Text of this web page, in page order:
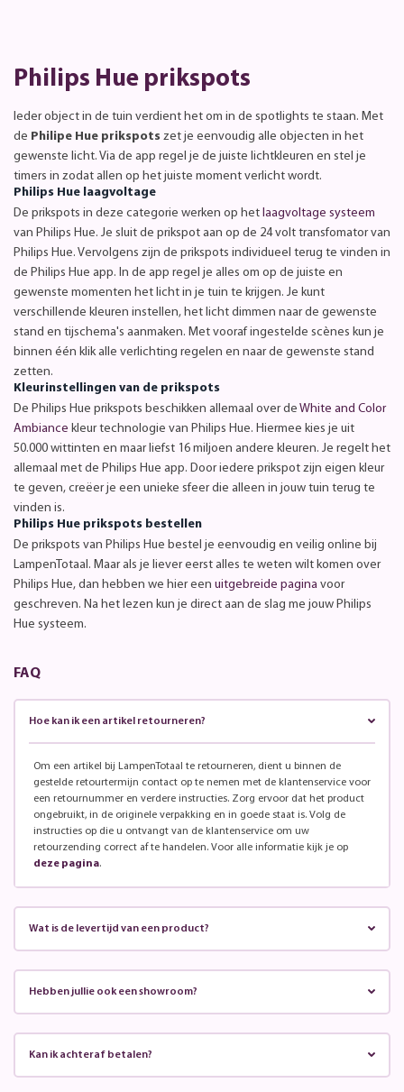
Philips Hue prikspots
Ieder object in de tuin verdient het om in de spotlights te staan. Met
de Philipe Hue prikspots zet je eenvoudig alle objecten in het
gewenste licht. Via de app regel je de juiste lichtkleuren en stel je
timers in zodat allen op het juiste moment verlicht wordt.
Philips Hue laagvoltage
De prikspots in deze categorie werken op het laagvoltage systeem
van Philips Hue. Je sluit de prikspot aan op de 24 volt transfomator van
Philips Hue. Vervolgens zijn de prikspots individueel terug te vinden in
de Philips Hue app. In de app regel je alles om op de juiste en
gewenste momenten het licht in je tuin te krijgen. Je kunt
verschillende kleuren instellen, het licht dimmen naar de gewenste
stand en tijschema's aanmaken. Met vooraf ingestelde scènes kun je
binnen één klik alle verlichting regelen en naar de gewenste stand
zetten.
Kleurinstellingen van de prikspots
De Philips Hue prikspots beschikken allemaal over de White and Color
Ambiance kleur technologie van Philips Hue. Hiermee kies je uit
50.000 wittinten en maar liefst 16 miljoen andere kleuren. Je regelt het
allemaal met de Philips Hue app. Door iedere prikspot zijn eigen kleur
te geven, creëer je een unieke sfeer die alleen in jouw tuin terug te
vinden is.
Philips Hue prikspots bestellen
De prikspots van Philips Hue bestel je eenvoudig en veilig online bij
LampenTotaal. Maar als je liever eerst alles te weten wilt komen over
Philips Hue, dan hebben we hier een uitgebreide pagina voor
geschreven. Na het lezen kun je direct aan de slag me jouw Philips
Hue systeem.
FAQ
Hoe kan ik een artikel retourneren?
Om een artikel bij LampenTotaal te retourneren, dient u binnen de
gestelde retourtermijn contact op te nemen met de klantenservice voor
een retournummer en verdere instructies. Zorg ervoor dat het product
ongebruikt, in de originele verpakking en in goede staat is. Volg de
instructies op die u ontvangt van de klantenservice om uw
retourzending correct af te handelen. Voor alle informatie kijk je op
deze pagina.
Wat is de levertijd van een product?
Hebben jullie ook een showroom?
Kan ik achteraf betalen?